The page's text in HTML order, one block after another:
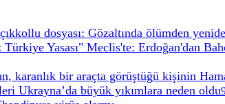
dosyası: Gözaltında ölümden
Türkiye Yasası" Meclis'te: Erdoğan'dan
karanlık bir araçta görüştüğü kişinin
Ukrayna’da büyük yıkımlara neden oldu